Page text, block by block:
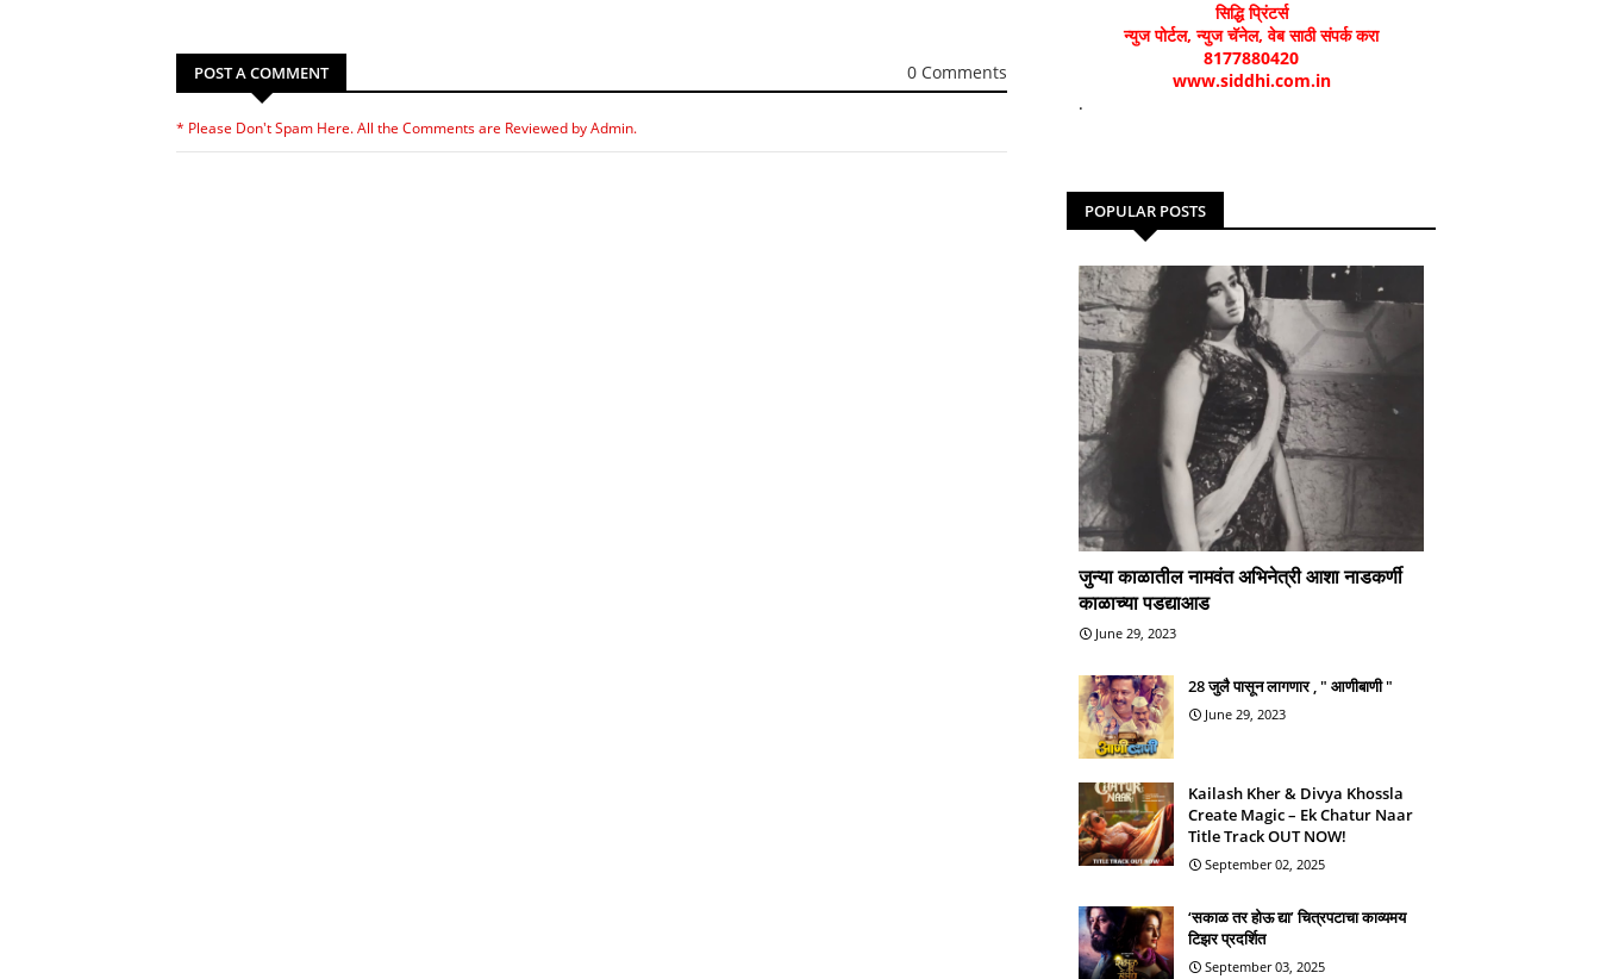
POST A COMMENT 0 Comments
* Please Don't Spam Here. All the Comments are Reviewed by Admin.
सिद्धि प्रिंटर्स
न्युज पोर्टल, न्युज चॅनेल, वेब साठी संपर्क करा
8177880420
www.siddhi.com.in
.
POPULAR POSTS
जुन्या काळातील नामवंत अभिनेत्री आशा नाडकर्णी
काळाच्या पडद्याआड
June 29, 2023
28 जुलै पासून लागणार , " आणीबाणी "
June 29, 2023
Kailash Kher & Divya Khossla
Create Magic – Ek Chatur Naar
Title Track OUT NOW!
September 02, 2025
‘सकाळ तर होऊ द्या’ चित्रपटाचा काव्यमय
टिझर प्रदर्शित
September 03, 2025